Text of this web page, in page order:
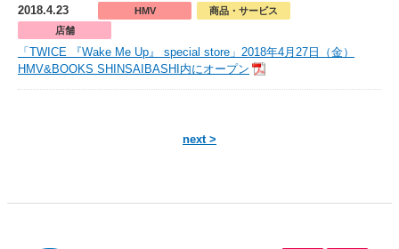
2018.4.23 HMV
商品・サービス
店舗
「TWICE 『Wake Me Up』 special store」2018年4月27日（金）
HMV&BOOKS SHINSAIBASHI内にオープン
next >